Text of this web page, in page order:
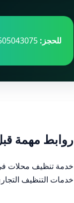
للحجز:
روابط مهمة
خدمة تنظيف محلات
خدمات التنظيف